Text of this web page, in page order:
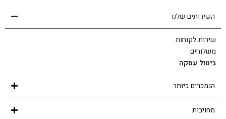
השירותים שלנו
שירות לקוחות
משלוחים
ביטול עסקה
הנמכרים ביותר
מחויבות